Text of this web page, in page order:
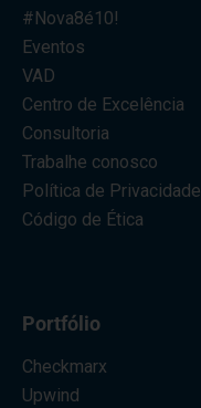
#Nova8é10!
Eventos
VAD
Centro de Excelência
Consultoria
Trabalhe conosco
Política de Privacidade
Código de Ética
Portfólio
Checkmarx
Upwind